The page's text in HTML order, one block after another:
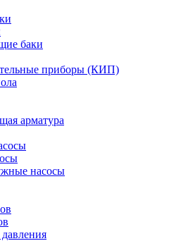
баки
приборы (КИП)
арматура
насосы